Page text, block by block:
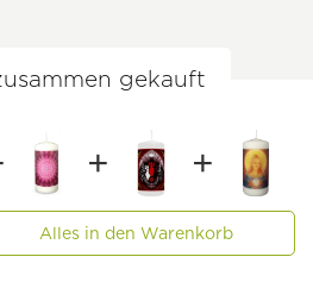
gekauft
Alles in den Warenkorb